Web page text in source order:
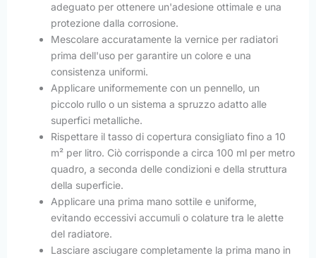
adeguato per ottenere un'adesione ottimale e una
protezione dalla corrosione.
Mescolare accuratamente la vernice per radiatori
prima dell'uso per garantire un colore e una
consistenza uniformi.
Applicare uniformemente con un pennello, un
piccolo rullo o un sistema a spruzzo adatto alle
superfici metalliche.
Rispettare il tasso di copertura consigliato fino a 10
m² per litro. Ciò corrisponde a circa 100 ml per metro
quadro, a seconda delle condizioni e della struttura
della superficie.
Applicare una prima mano sottile e uniforme,
evitando eccessivi accumuli o colature tra le alette
del radiatore.
Lasciare asciugare completamente la prima mano in